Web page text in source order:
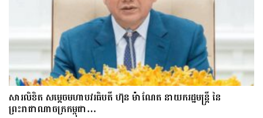
សារលិខិត សម្តេចមហាបវរធិបតី ហ៊ុន ម៉ាណែត នាយករដ្ឋមន្ត្រី នៃ
ព្រះរាជាណាចក្រកម្ពុជា…